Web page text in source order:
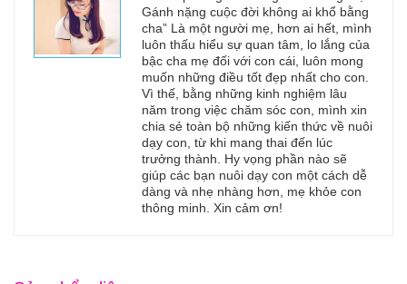
Gánh nặng cuộc đời không ai khổ bằng
cha” Là một người mẹ, hơn ai hết, mình
luôn thấu hiểu sự quan tâm, lo lắng của
bậc cha mẹ đối với con cái, luôn mong
muốn những điều tốt đẹp nhất cho con.
Vì thế, bằng những kinh nghiệm lâu
năm trong việc chăm sóc con, mình xin
chia sẻ toàn bộ những kiến thức về nuôi
dạy con, từ khi mang thai đến lúc
trưởng thành. Hy vọng phần nào sẽ
giúp các bạn nuôi dạy con một cách dễ
dàng và nhẹ nhàng hơn, mẹ khỏe con
thông minh. Xin cảm ơn!